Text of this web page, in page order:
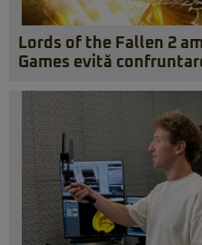
Lords of the Fallen 2
Games evită